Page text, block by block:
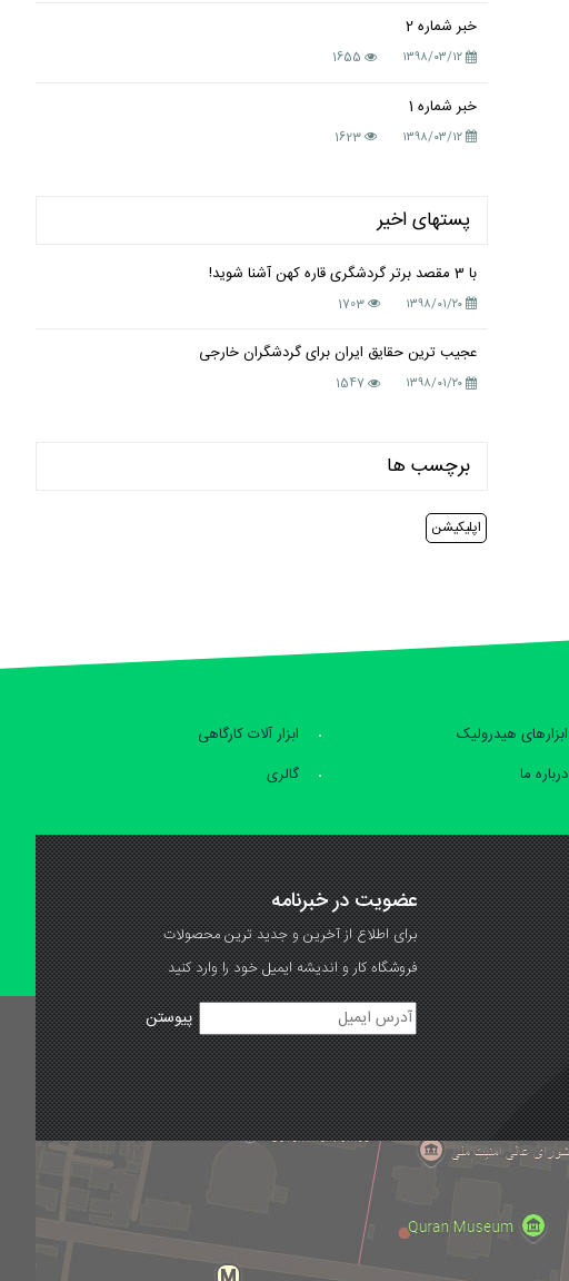
خبر شماره 2
۱۳۹۸/۰۳/۱۲ 1655
خبر شماره 1
۱۳۹۸/۰۳/۱۲ 1623
پستهای اخیر
با 3 مقصد برتر گردشگری قاره کهن آشنا شوید!
۱۳۹۸/۰۱/۲۰ 1703
عجیب ترین حقایق ایران برای گردشگران خارجی
۱۳۹۸/۰۱/۲۰ 1547
برچسب ها
اپلیکیشن
ابزارهای هیدرولیک
ابزار آلات کارگاهی
درباره ما گالری
عضویت در خبرنامه
برای اطلاع از آخرین و جدید ترین محصولات
فروشگاه کار و اندیشه ایمیل خود را وارد کنید